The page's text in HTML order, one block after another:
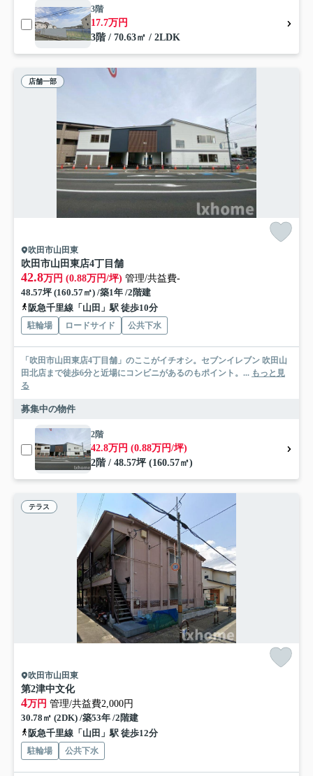
3階
17.7万円
3階 / 70.63㎡ / 2LDK
店舗一部
吹田市山田東
吹田市山田東店4丁目舗
42.8万円 (0.88万円/坪) 管理/共益費-
48.57坪 (160.57㎡) /築1年 /2階建
阪急千里線「山田」駅 徒歩10分
駐輪場 ロードサイド 公共下水
「吹田市山田東店4丁目舗」のここがイチオシ。セブンイレブン 吹田山
田北店まで徒歩6分と近場にコンビニがあるのもポイント。... もっと見
る
募集中の物件
2階
42.8万円 (0.88万円/坪)
2階 / 48.57坪 (160.57㎡)
テラス
吹田市山田東
第2津中文化
4万円 管理/共益費2,000円
30.78㎡ (2DK) /築53年 /2階建
阪急千里線「山田」駅 徒歩12分
駐輪場 公共下水